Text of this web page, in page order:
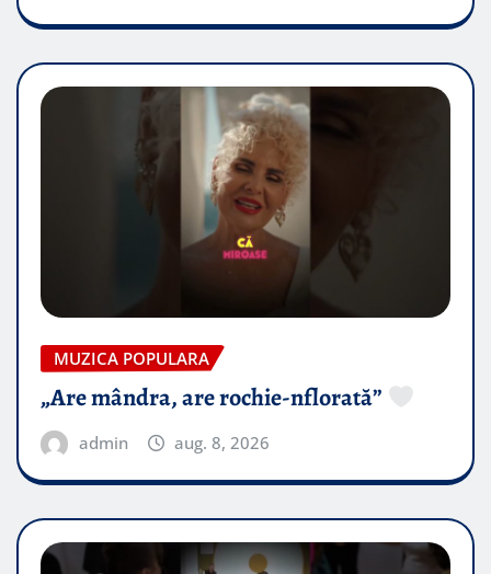
MUZICA POPULARA
„Are mândra, are rochie-nflorată”
admin aug. 8, 2026